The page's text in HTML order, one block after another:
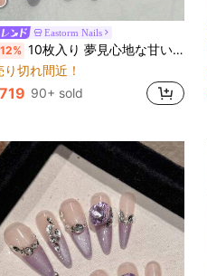
Eastorm Nails
10枚入り 夢見心地な甘いハンドメイド プレスオンネイル ピンクパープル キャットアイ クラッシュダイヤモンド フレンチグリッター フェイクネイル 取り外し可能 再利用可能 ウルトラロングネイル ネイル用品 (1枚 ジェリーステッカー+1個 ネイルファイル)
り切れ間近！
90+ sold